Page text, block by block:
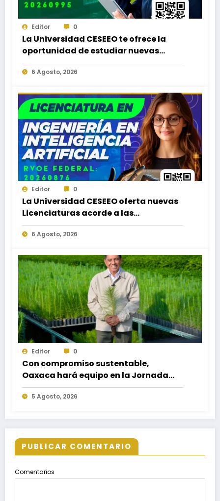
Editor 0
La Universidad CESEEO te ofrece la
oportunidad de estudiar nuevas
Licenciaturas en los Campus Oaxaca,
Puerto Escondido, Ixtepec y en la
6 Agosto, 2026
Editor 0
La Universidad CESEEO oferta nuevas
Licenciaturas acorde a las
necesidades educativas de los
egresados de escuelas del nivel medio
6 Agosto, 2026
Editor 0
Con compromiso sustentable,
Oaxaca hará equipo en la Jornada
Nacional de Reforestación 2026
5 Agosto, 2026
PUBLICAR COMENTARIO
Comentarios